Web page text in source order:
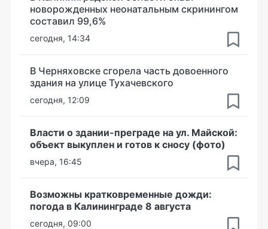
новорожденных неонатальным скринингом
составил 99,6%
сегодня, 14:34
В Черняховске сгорела часть довоенного
здания на улице Тухачевского
сегодня, 12:09
Власти о здании-преграде на ул. Майской:
объект выкуплен и готов к сносу (фото)
вчера, 16:45
Возможны кратковременные дожди:
погода в Калининграде 8 августа
сегодня, 09:00